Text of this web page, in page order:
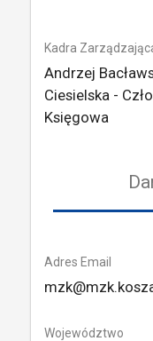
Kadra
Andrzej
Ciesielska -
Księgowa
Adres Email
Województwo